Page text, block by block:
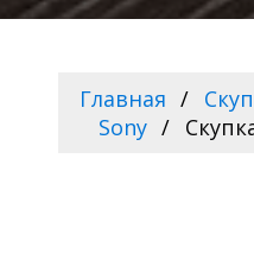
Главная
Sony